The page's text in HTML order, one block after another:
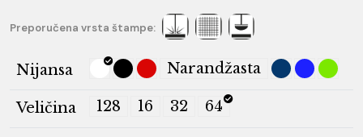
Preporučena vrsta štampe:
Nijansa Narandžasta
Veličina 128 16 32 64